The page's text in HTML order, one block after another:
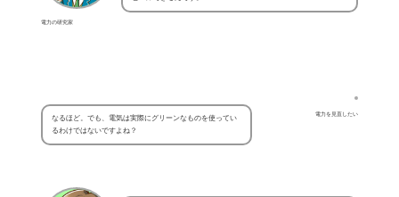
電力の研究家
電力を見直したい
なるほど。でも、電気は実際にグリーンなものを使ってい
るわけではないですよね？